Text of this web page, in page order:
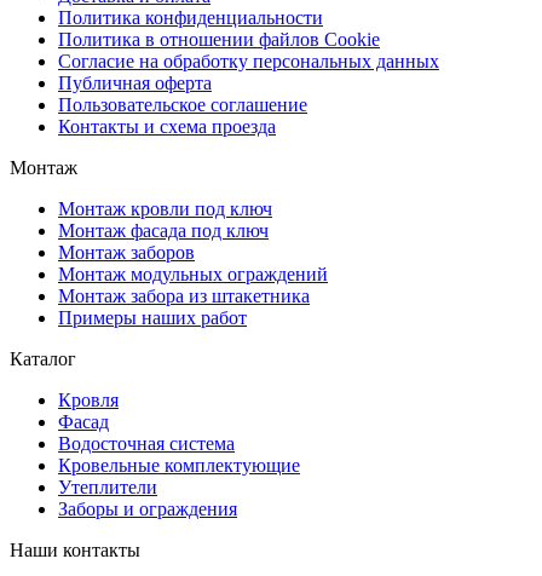
Политика конфиденциальности
Политика в отношении файлов Cookie
Согласие на обработку персональных данных
Публичная оферта
Пользовательское соглашение
Контакты и схема проезда
Монтаж
Монтаж кровли под ключ
Монтаж фасада под ключ
Монтаж заборов
Монтаж модульных ограждений
Монтаж забора из штакетника
Примеры наших работ
Каталог
Кровля
Фасад
Водосточная система
Кровельные комплектующие
Утеплители
Заборы и ограждения
Наши контакты